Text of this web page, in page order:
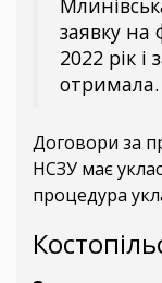
заявку на
2022 рік
отримала.
Договори за
НСЗУ має
процедура